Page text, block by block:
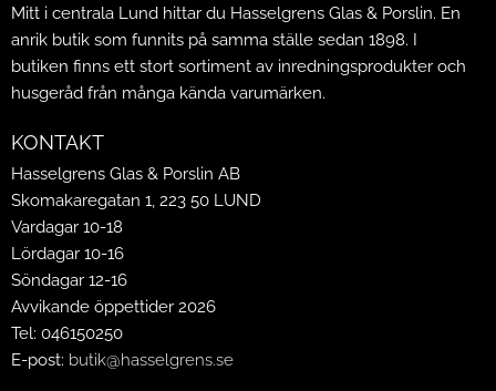
Mitt i centrala Lund hittar du Hasselgrens Glas & Porslin. En
anrik butik som funnits på samma ställe sedan 1898. I
butiken finns ett stort sortiment av inredningsprodukter och
husgeråd från många kända varumärken.
KONTAKT
Hasselgrens Glas & Porslin AB
Skomakaregatan 1, 223 50 LUND
Vardagar 10-18
Lördagar 10-16
Söndagar 12-16
Avvikande öppettider 2026
Tel: 046150250
E-post: butik@hasselgrens.se